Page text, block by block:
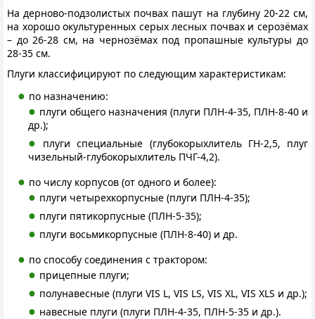
На дерново-подзолистых почвах пашут на глубину 20-22 см,
на хорошо окультуренных серых лесных почвах и серозёмах
– до 26-28 см, на чернозёмах под пропашные культуры до
28-35 см.
Плуги классифицируют по следующим характеристикам:
по назначению:
плуги общего назначения (плуги ПЛН-4-35, ПЛН-8-40 и
др.);
плуги специальные (глубокорыхлитель ГН-2,5, плуг
чизельный-глубокорыхлитель ПЧГ-4,2).
по числу корпусов (от одного и более):
плуги четырехкорпусные (плуги ПЛН-4-35);
плуги пятикорпусные (ПЛН-5-35);
плуги восьмикорпусные (ПЛН-8-40) и др.
по способу соединения с трактором:
прицепные плуги;
полунавесные (плуги VIS L, VIS LS, VIS XL, VIS XLS и др.);
навесные плуги (плуги ПЛН-4-35, ПЛН-5-35 и др.).